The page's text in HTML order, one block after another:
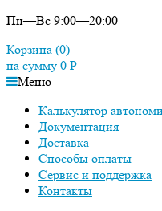
Пн—Вс 9:00—20:00
Корзина (0)
на сумму 0 Р
Меню
Калькулятор
Документация
Доставка
Способы оплаты
Сервис и поддержка
Контакты